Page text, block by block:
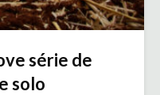
série de
solo